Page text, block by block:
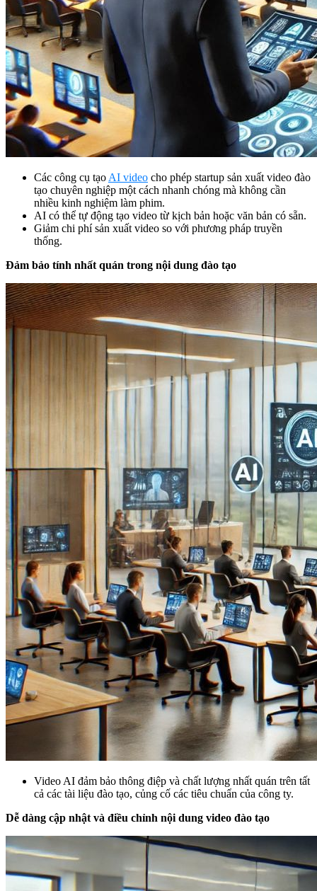
Các công cụ tạo AI video cho phép startup sản xuất video đào
tạo chuyên nghiệp một cách nhanh chóng mà không cần
nhiều kinh nghiệm làm phim.
AI có thể tự động tạo video từ kịch bản hoặc văn bản có sẵn.
Giảm chi phí sản xuất video so với phương pháp truyền
thống.
Đảm bảo tính nhất quán trong nội dung đào tạo
Video AI đảm bảo thông điệp và chất lượng nhất quán trên tất
cả các tài liệu đào tạo, củng cố các tiêu chuẩn của công ty.
Dễ dàng cập nhật và điều chỉnh nội dung video đào tạo